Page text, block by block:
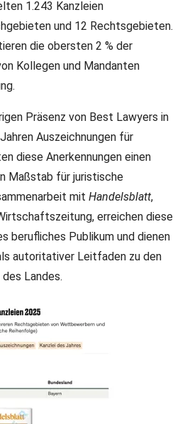
1.243 Kanzleien
und 12 Rechtsgebieten.
die obersten 2 % der
Kollegen und Mandanten
Präsenz von Best Lawyers in
Auszeichnungen für
diese Anerkennungen einen
Maßstab für juristische
mit Handelsblatt,
erreichen diese
berufliches Publikum und dienen
autoritativer Leitfaden zu den
Landes.